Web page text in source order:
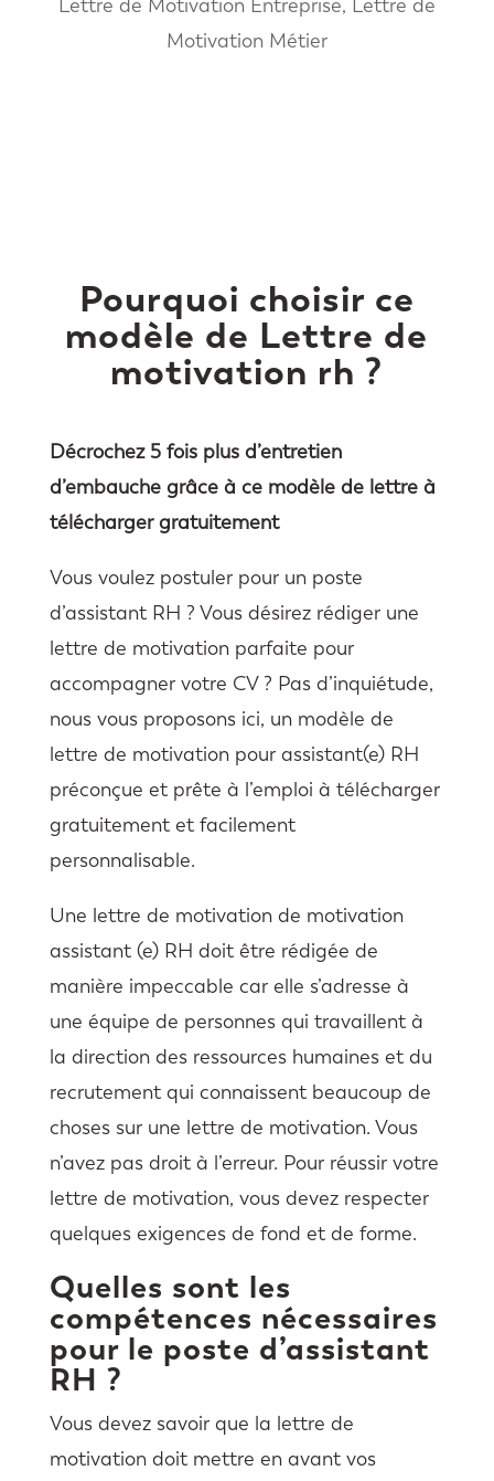
Lettre de Motivation Entreprise, Lettre de
Motivation Métier
Pourquoi choisir ce
modèle de Lettre de
motivation rh ?
Décrochez 5 fois plus d’entretien
d’embauche grâce à ce modèle de lettre à
télécharger gratuitement
Vous voulez postuler pour un poste
d’assistant RH ? Vous désirez rédiger une
lettre de motivation parfaite pour
accompagner votre CV ? Pas d’inquiétude,
nous vous proposons ici, un modèle de
lettre de motivation pour assistant(e) RH
préconçue et prête à l’emploi à télécharger
gratuitement et facilement
personnalisable.
Une lettre de motivation de motivation
assistant (e) RH doit être rédigée de
manière impeccable car elle s’adresse à
une équipe de personnes qui travaillent à
la direction des ressources humaines et du
recrutement qui connaissent beaucoup de
choses sur une lettre de motivation. Vous
n’avez pas droit à l’erreur. Pour réussir votre
lettre de motivation, vous devez respecter
quelques exigences de fond et de forme.
Quelles sont les
compétences nécessaires
pour le poste d’assistant
RH ?
Vous devez savoir que la lettre de
motivation doit mettre en avant vos